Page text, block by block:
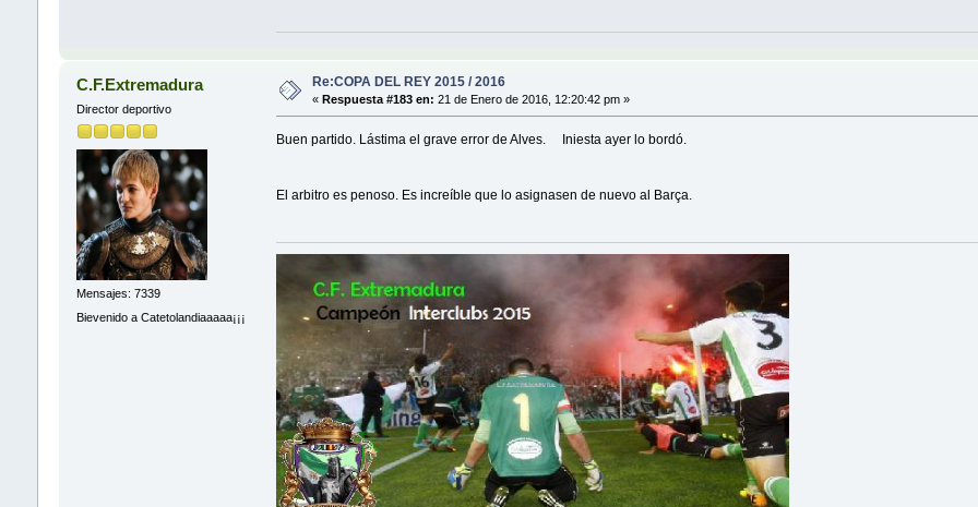
C.F.Extremadura
Director deportivo
Mensajes: 7339
Bievenido a Catetolandiaaaaa¡¡¡
Re:COPA DEL REY 2015 / 2016
« Respuesta #183 en: 21 de Enero de 2016, 12:20:42 pm »
Buen partido. Lástima el grave error de Alves. Iniesta ayer lo bordó.
El arbitro es penoso. Es increíble que lo asignasen de nuevo al Barça.